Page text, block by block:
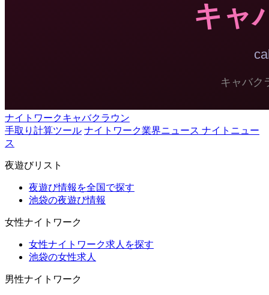
ナイトワークキャバクラウン
手取り計算ツール ナイトワーク業界ニュース ナイトニュー
ス
夜遊びリスト
夜遊び情報を全国で探す
池袋の夜遊び情報
女性ナイトワーク
女性ナイトワーク求人を探す
池袋の女性求人
男性ナイトワーク